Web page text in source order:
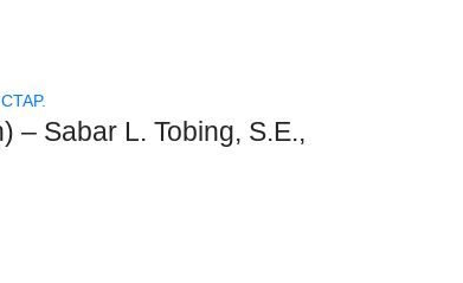
– Sabar L. Tobing, S.E.,